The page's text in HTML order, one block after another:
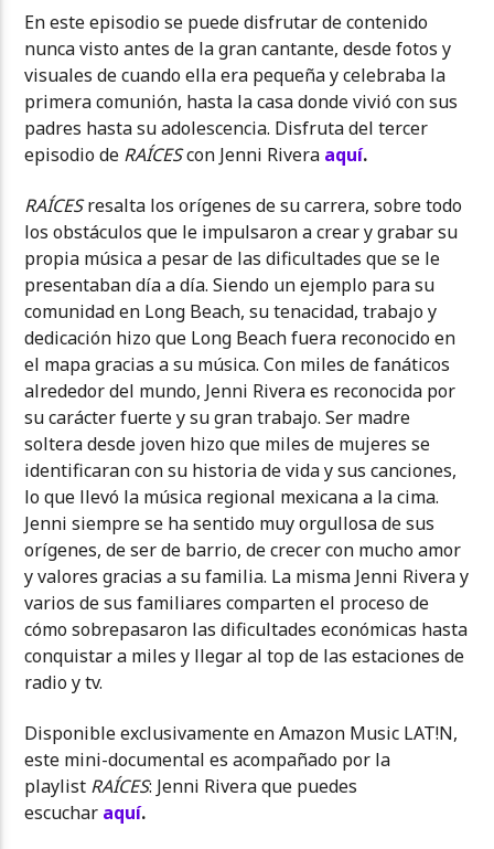
En este episodio se puede disfrutar de contenido
nunca visto antes de la gran cantante, desde fotos y
visuales de cuando ella era pequeña y celebraba la
primera comunión, hasta la casa donde vivió con sus
padres hasta su adolescencia. Disfruta del tercer
episodio de RAÍCEScon Jenni Rivera aquí.
RAÍCESresalta los orígenes de su carrera, sobre todo
los obstáculos que le impulsaron a crear y grabar su
propia música a pesar de las dificultades que se le
presentaban día a día. Siendo un ejemplo para su
comunidad en Long Beach, su tenacidad, trabajo y
dedicación hizo que Long Beach fuera reconocido en
el mapa gracias a su música. Con miles de fanáticos
alrededor del mundo, Jenni Rivera es reconocida por
su carácter fuerte y su gran trabajo. Ser madre
soltera desde joven hizo que miles de mujeres se
identificaran con su historia de vida y sus canciones,
lo que llevó la música regional mexicana a la cima.
Jenni siempre se ha sentido muy orgullosa de sus
orígenes, de ser de barrio, de crecer con mucho amor
y valores gracias a su familia. La misma Jenni Rivera y
varios de sus familiares comparten el proceso de
cómo sobrepasaron las dificultades económicas hasta
conquistar a miles y llegar al top de las estaciones de
radio y tv.
Disponible exclusivamente en Amazon Music LAT!N,
este mini-documental es acompañado por la
playlist RAÍCES: Jenni Rivera que puedes
escuchar aquí.